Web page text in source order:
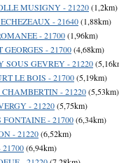
MUSIGNY - 21220(1,2km)
- 21640(1,88km)
- 21700(1,96km)
GEORGES - 21700(4,68km)
SOUS GEVREY - 21220
LE BOIS - 21700(5,19km)
- 21220(5,53km)
- 21220(5,75km)
- 21700(6,34km)
- 21220(6,52km)
(6,94km)